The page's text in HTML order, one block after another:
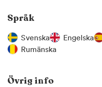
Språk
Svenska Engelska
Rumänska
Övrig info